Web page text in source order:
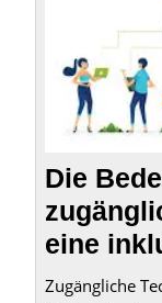
Die
eine
Zugängliche